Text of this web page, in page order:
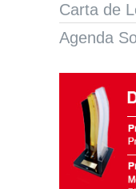
Carta de
Agenda